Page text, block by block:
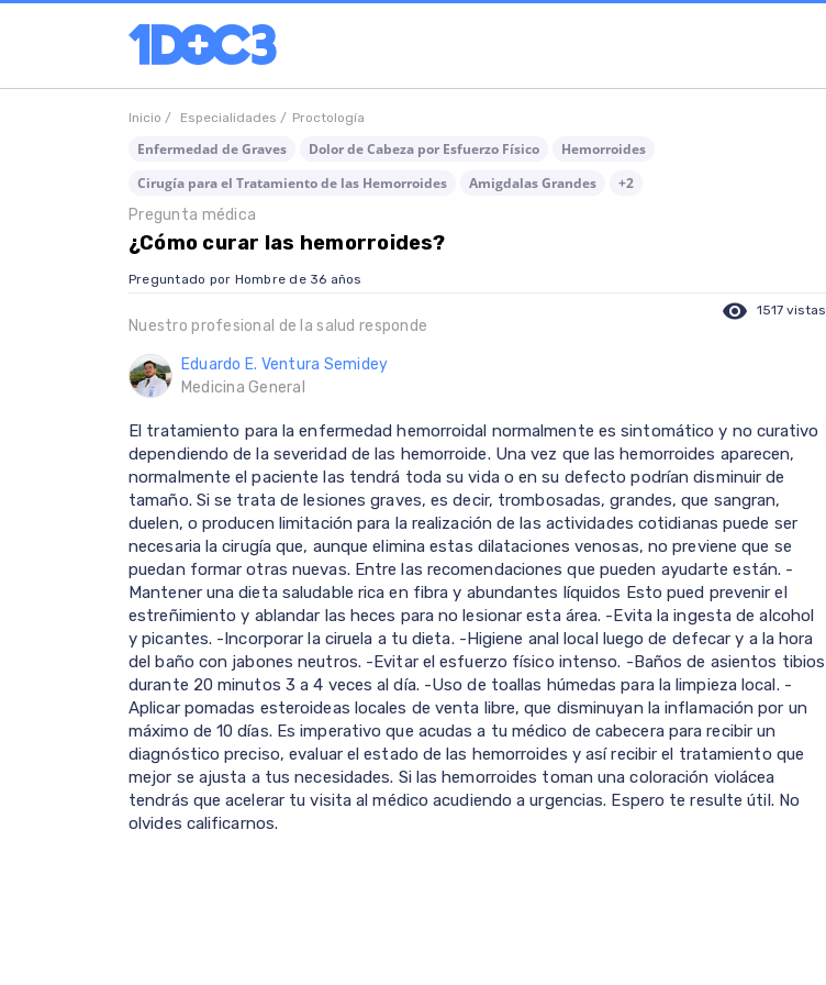
Inicio / Especialidades / Proctología
Enfermedad de Graves Dolor de Cabeza por Esfuerzo Físico
Hemorroides
Cirugía para el Tratamiento de las Hemorroides
Amigdalas Grandes
+2
Pregunta médica
¿Cómo curar las hemorroides?
Preguntado por Hombre de 36 años
visibility 1517 vistas
Nuestro profesional de la salud responde
Eduardo E. Ventura Semidey
Medicina General
El tratamiento para la enfermedad hemorroidal normalmente es sintomático y no curativo
dependiendo de la severidad de las hemorroide. Una vez que las hemorroides aparecen,
normalmente el paciente las tendrá toda su vida o en su defecto podrían disminuir de
tamaño. Si se trata de lesiones graves, es decir, trombosadas, grandes, que sangran,
duelen, o producen limitación para la realización de las actividades cotidianas puede ser
necesaria la cirugía que, aunque elimina estas dilataciones venosas, no previene que se
puedan formar otras nuevas. Entre las recomendaciones que pueden ayudarte están. -
Mantener una dieta saludable rica en fibra y abundantes líquidos Esto pued prevenir el
estreñimiento y ablandar las heces para no lesionar esta área. -Evita la ingesta de alcohol
y picantes. -Incorporar la ciruela a tu dieta. -Higiene anal local luego de defecar y a la hora
del baño con jabones neutros. -Evitar el esfuerzo físico intenso. -Baños de asientos tibios
durante 20 minutos 3 a 4 veces al día. -Uso de toallas húmedas para la limpieza local. -
Aplicar pomadas esteroideas locales de venta libre, que disminuyan la inflamación por un
máximo de 10 días. Es imperativo que acudas a tu médico de cabecera para recibir un
diagnóstico preciso, evaluar el estado de las hemorroides y así recibir el tratamiento que
mejor se ajusta a tus necesidades. Si las hemorroides toman una coloración violácea
tendrás que acelerar tu visita al médico acudiendo a urgencias. Espero te resulte útil. No
olvides calificarnos.